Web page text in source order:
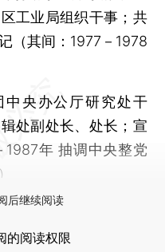
工业局组织干事；共
（其间：1977－1978
央办公厅研究处干
处副处长、处长；宣
1987年 抽调中央整党
后继续阅读
的阅读权限